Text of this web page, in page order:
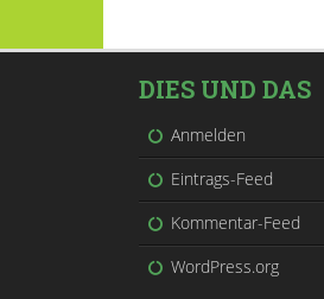
DIES UND DAS
Anmelden
Eintrags-Feed
Kommentar-Feed
WordPress.org